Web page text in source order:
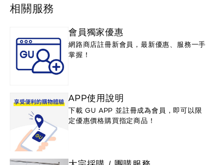
相關服務
會員獨家優惠
網路商店註冊新會員，最新優惠、服務一手
掌握！
APP使用說明
下載 GU APP 並註冊成為會員，即可以限
定優惠價格購買指定商品！